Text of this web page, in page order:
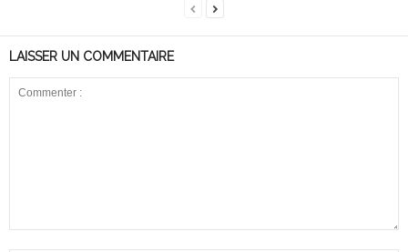
LAISSER UN COMMENTAIRE